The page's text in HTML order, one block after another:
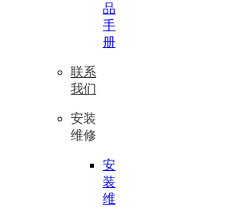
品
手
册
联系
我们
安装
维修
安
装
维